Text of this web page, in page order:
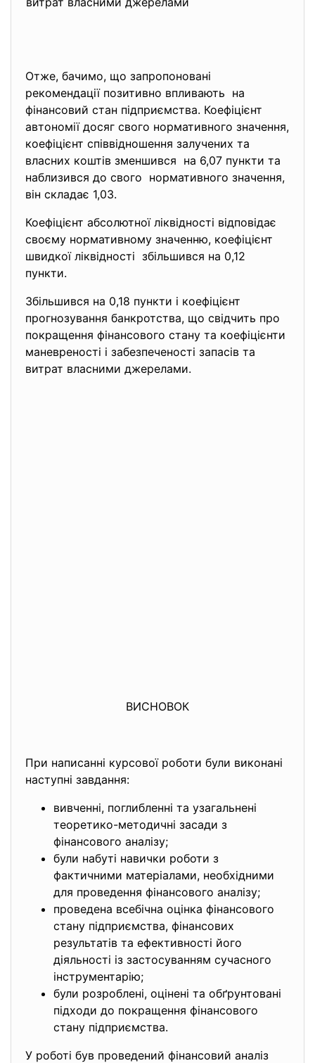
Отже, бачимо, що запропоновані
рекомендації позитивно впливають на
фінансовий стан підприємства. Коефіцієнт
автономії досяг свого нормативного значення,
коефіцієнт співвідношення залучених та
власних коштів зменшився на 6,07 пункти та
наблизився до свого нормативного значення,
він складає 1,03.
Коефіцієнт абсолютної ліквідності відповідає
своєму нормативному значенню, коефіцієнт
швидкої ліквідності збільшився на 0,12
пункти.
Збільшився на 0,18 пункти і коефіцієнт
прогнозування банкротства, що свідчить про
покращення фінансового стану та коефіцієнти
маневреності і забезпеченості запасів та
витрат власними джерелами.
ВИСНОВОК
При написанні курсової роботи були виконані
наступні завдання:
вивченні, поглибленні та узагальнені
теоретико-методичні засади з
фінансового аналізу;
були набуті навички роботи з
фактичними матеріалами, необхідними
для проведення фінансового аналізу;
проведена всебічна оцінка фінансового
стану підприємства, фінансових
результатів та ефективності його
діяльності із застосуванням сучасного
інструментарію;
були розроблені, оцінені та обґрунтовані
підходи до покращення фінансового
стану підприємства.
У роботі був проведений фінансовий аналіз